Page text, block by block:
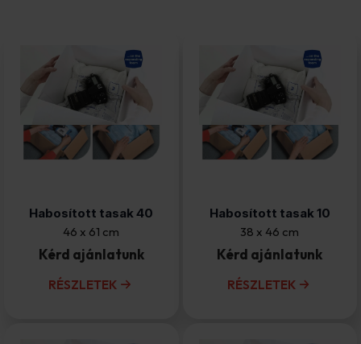
Habosított tasak 40
46 x 61 cm
Kérd ajánlatunk
RÉSZLETEK
Habosított tasak 10
38 x 46 cm
Kérd ajánlatunk
RÉSZLETEK